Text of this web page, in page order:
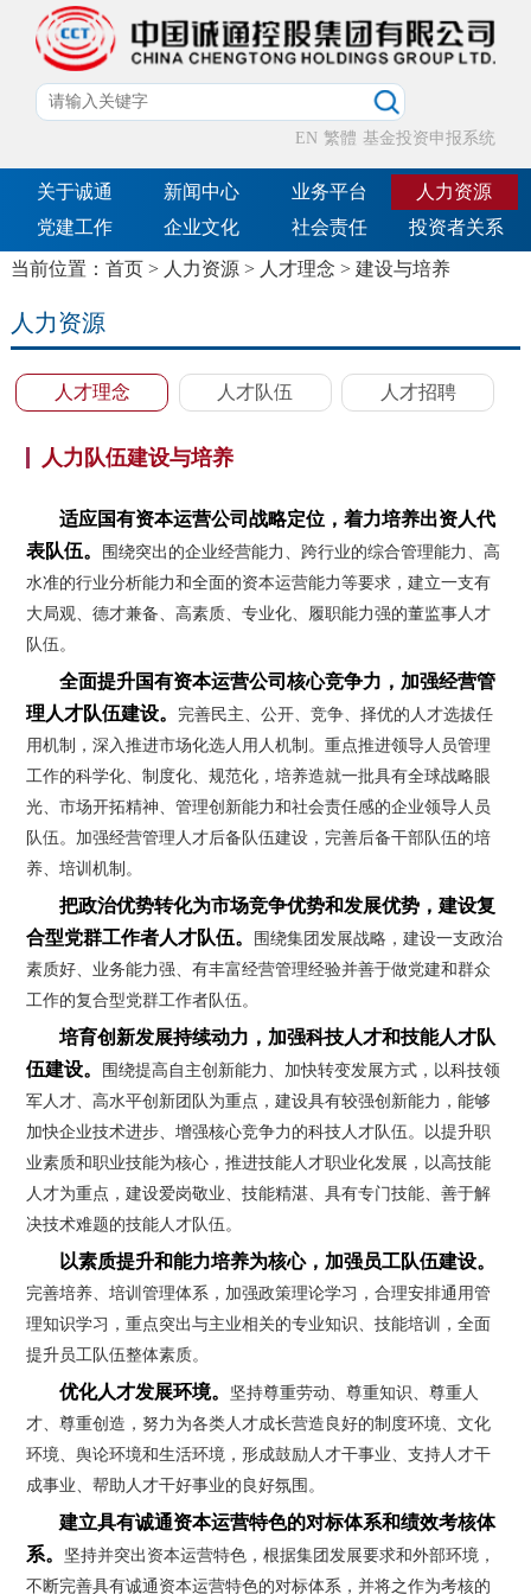
EN 繁體 基金投资申报系统
关于诚通 新闻中心 业务平台
人力资源
党建工作
企业文化 社会责任 投资者关系
当前位置： 首页> 人力资源> 人才理念 > 建设与培养
人力资源
人才理念 人才队伍 人才招聘
人力队伍建设与培养
适应国有资本运营公司战略定位，着力培养出资人代
表队伍。
围绕突出的企业经营能力、跨行业的综合管理能力、高
水准的行业分析能力和全面的资本运营能力等要求，建立一支有
大局观、德才兼备、高素质、专业化、履职能力强的董监事人才
队伍。
全面提升国有资本运营公司核心竞争力，加强经营管
理人才队伍建设。
完善民主、公开、竞争、择优的人才选拔任
用机制，深入推进市场化选人用人机制。重点推进领导人员管理
工作的科学化、制度化、规范化，培养造就一批具有全球战略眼
光、市场开拓精神、管理创新能力和社会责任感的企业领导人员
队伍。加强经营管理人才后备队伍建设，完善后备干部队伍的培
养、培训机制。
把政治优势转化为市场竞争优势和发展优势，建设复
合型党群工作者人才队伍。
围绕集团发展战略，建设一支政治
素质好、业务能力强、有丰富经营管理经验并善于做党建和群众
工作的复合型党群工作者队伍。
培育创新发展持续动力，加强科技人才和技能人才队
伍建设。
围绕提高自主创新能力、加快转变发展方式，以科技领
军人才、高水平创新团队为重点，建设具有较强创新能力，能够
加快企业技术进步、增强核心竞争力的科技人才队伍。以提升职
业素质和职业技能为核心，推进技能人才职业化发展，以高技能
人才为重点，建设爱岗敬业、技能精湛、具有专门技能、善于解
决技术难题的技能人才队伍。
以素质提升和能力培养为核心，加强员工队伍建设。
完善培养、培训管理体系，加强政策理论学习，合理安排通用管
理知识学习，重点突出与主业相关的专业知识、技能培训，全面
提升员工队伍整体素质。
优化人才发展环境。
坚持尊重劳动、尊重知识、尊重人
才、尊重创造，努力为各类人才成长营造良好的制度环境、文化
环境、舆论环境和生活环境，形成鼓励人才干事业、支持人才干
成事业、帮助人才干好事业的良好氛围。
建立具有诚通资本运营特色的对标体系和绩效考核体
系。
坚持并突出资本运营特色，根据集团发展要求和外部环境，
不断完善具有诚通资本运营特色的对标体系，并将之作为考核的